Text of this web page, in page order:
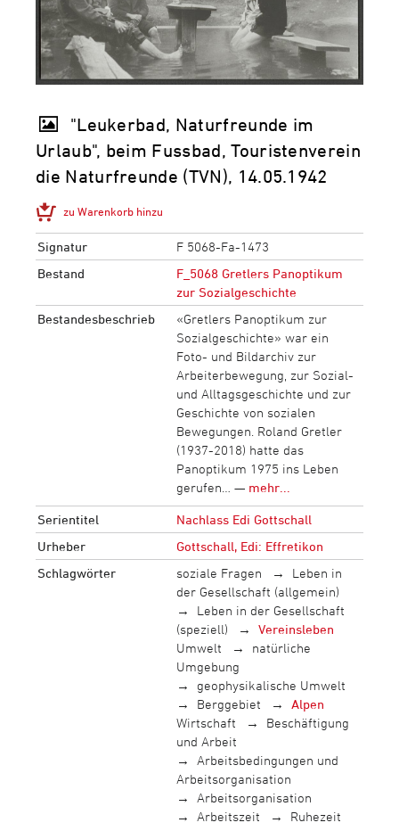
"Leukerbad, Naturfreunde im
Urlaub", beim Fussbad, Touristenverein
die Naturfreunde (TVN), 14.05.1942
zu Warenkorb hinzu
Signatur
F 5068-Fa-1473
Bestand
F_5068 Gretlers Panoptikum
zur Sozialgeschichte
Bestandesbeschrieb
«Gretlers Panoptikum zur
Sozialgeschichte» war ein
Foto- und Bildarchiv zur
Arbeiterbewegung, zur Sozial-
und Alltagsgeschichte und zur
Geschichte von sozialen
Bewegungen. Roland Gretler
(1937-2018) hatte das
Panoptikum 1975 ins Leben
gerufen… — mehr...
Serientitel
Nachlass Edi Gottschall
Urheber
Gottschall, Edi: Effretikon
Schlagwörter
soziale Fragen
Leben in
der Gesellschaft (allgemein)
Leben in der Gesellschaft
(speziell)
Vereinsleben
Umwelt
natürliche
Umgebung
geophysikalische Umwelt
Berggebiet
Alpen
Wirtschaft
Beschäftigung
und Arbeit
Arbeitsbedingungen und
Arbeitsorganisation
Arbeitsorganisation
Arbeitszeit
Ruhezeit